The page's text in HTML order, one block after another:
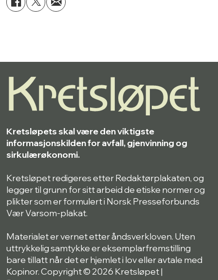
Kretsløpets skal være den viktigste
informasjonskilden for avfall, gjenvinning og
sirkulærøkonomi.
Kretsløpet redigeres etter Redaktørplakaten, og
legger til grunn for sitt arbeid de etiske normer og
plikter som er formulert i Norsk Presseforbunds
Vær Varsom-plakat.
Materialet er vernet etter åndsverkloven. Uten
uttrykkelig samtykke er eksemplarfremstilling
bare tillatt når det er hjemlet i lov eller avtale med
Kopinor. Copyright © 2026 Kretsløpet |